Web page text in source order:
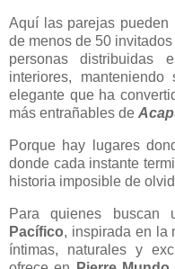
Aquí las parejas pueden
de menos de 50
personas distribuidas
interiores,
elegante que ha
más entrañables de
Porque hay lugares
donde cada instante
historia imposible de
Para quienes buscan
Pacífico, inspirada en la
íntimas, naturales y